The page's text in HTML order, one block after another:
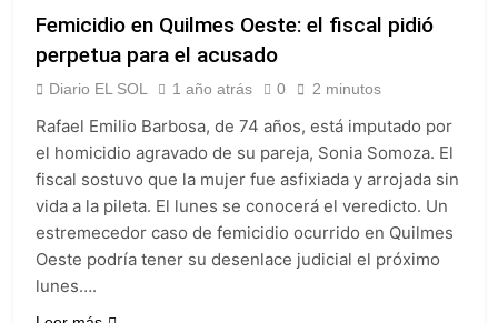
Femicidio en Quilmes Oeste: el fiscal pidió
perpetua para el acusado
Diario EL SOL 1 año atrás 0 2 minutos
Rafael Emilio Barbosa, de 74 años, está imputado por
el homicidio agravado de su pareja, Sonia Somoza. El
fiscal sostuvo que la mujer fue asfixiada y arrojada sin
vida a la pileta. El lunes se conocerá el veredicto. Un
estremecedor caso de femicidio ocurrido en Quilmes
Oeste podría tener su desenlace judicial el próximo
lunes….